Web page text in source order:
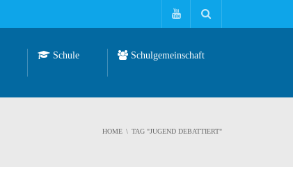
Schule Schulgemeinschaft
HOME TAG "JUGEND DEBATTIERT"